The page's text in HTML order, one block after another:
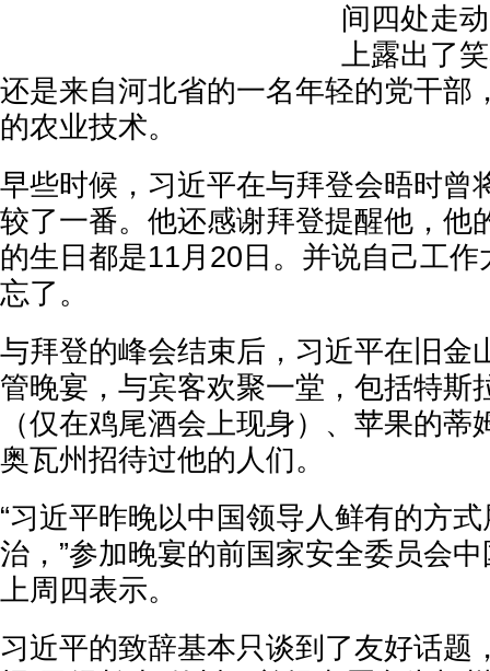
间四处走
上露出了
还是来自河北省的一名年轻的党干部
的农业技术。
早些时候，习近平在与拜登会晤时曾
较了一番。他还感谢拜登提醒他，他
的生日都是11月20日。并说自己工
忘了。
与拜登的峰会结束后，习近平在旧金
管晚宴，与宾客欢聚一堂，包括特斯
（仅在鸡尾酒会上现身）、苹果的蒂
奥瓦州招待过他的人们。
“习近平昨晚以中国领导人鲜有的方
治，”参加晚宴的前国家安全委员会
上周四表示。
习近平的致辞基本只谈到了友好话题